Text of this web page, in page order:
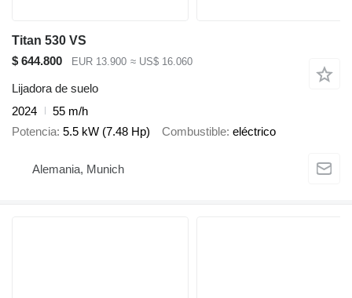
Titan 530 VS
$ 644.800
EUR 13.900 ≈ US$ 16.060
Lijadora de suelo
2024
55 m/h
Potencia 5.5 kW (7.48 Hp) Combustible eléctrico
Alemania, Munich